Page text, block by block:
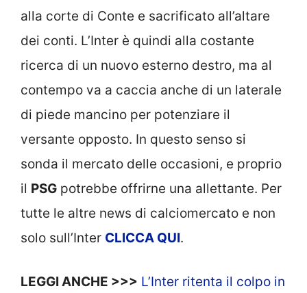
alla corte di Conte e sacrificato all’altare
dei conti. L’Inter è quindi alla costante
ricerca di un nuovo esterno destro, ma al
contempo va a caccia anche di un laterale
di piede mancino per potenziare il
versante opposto. In questo senso si
sonda il mercato delle occasioni, e proprio
il PSG potrebbe offrirne una allettante. Per
tutte le altre news di calciomercato e non
solo sull’Inter CLICCA QUI.
LEGGI ANCHE >>> L’Inter ritenta il colpo in